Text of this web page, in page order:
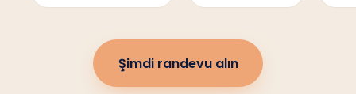
Şimdi randevu alın